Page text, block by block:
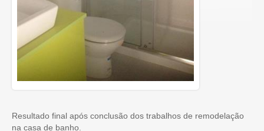
Resultado final após conclusão dos trabalhos de remodelação
na casa de banho.